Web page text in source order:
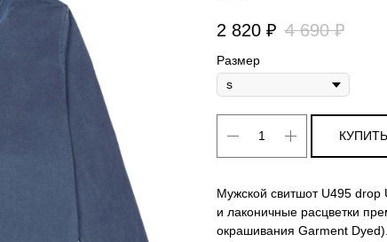
2 820 ₽ 4 690 ₽
Размер
КУПИТЬ
Мужской свитшот U495 drop
и лаконичные расцветки
окрашивания Garment Dyed).